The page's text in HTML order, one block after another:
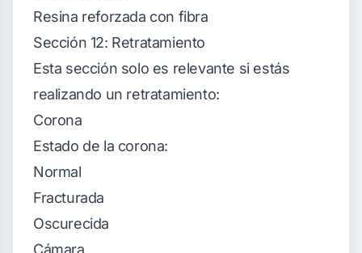
Resina reforzada con fibra
Sección 12: Retratamiento
Esta sección solo es relevante si estás
realizando un retratamiento:
Corona
Estado de la corona:
Normal
Fracturada
Oscurecida
Cámara